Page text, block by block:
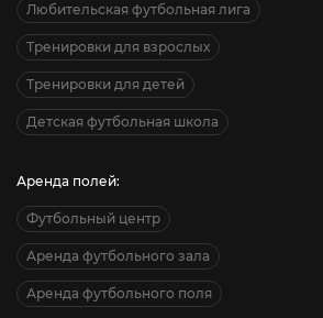
Любительская футбольная лига
Тренировки для взрослых
Тренировки для детей
Детская футбольная школа
Аренда полей:
Футбольный центр
Аренда футбольного зала
Аренда футбольного поля